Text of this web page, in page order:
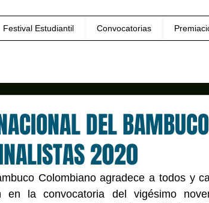
Festival Estudiantil Convocatorias
DEL
2020
Colombiano agradece a todos y
en la convocatoria del vigésimo